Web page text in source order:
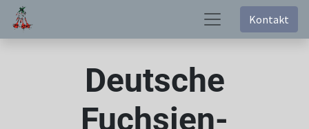
Kontakt
Deutsche
Fuchsien-